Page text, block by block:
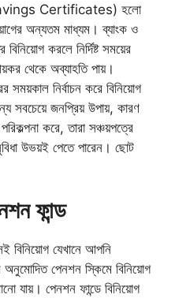
Certificates) হলো
অন্যতম মাধ্যম। ব্যাংক ও
করলে নির্দিষ্ট সময়ের
থেকে অব্যাহতি পায়।
নির্বাচন করে বিনিয়োগ
সবচেয়ে জনপ্রিয় উপায়, কারণ
পরিকল্পনা করে, তারা সঞ্চয়পত্রে
উভয়ই পেতে পারেন। ছোট
ফান্ড
বিনিয়োগ যেখানে আপনি
পেনশন স্কিমে বিনিয়োগ
যায়। পেনশন ফান্ডে বিনিয়োগ